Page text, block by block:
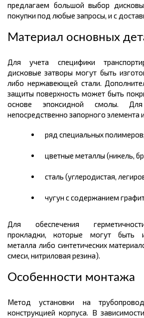
предлагаем большой выбор
покупки под любые запросы, и с
Материал основных
Для учета специфики
дисковые затворы могут быть
либо нержавеющей стали.
защиты поверхность может быть
основе эпоксидной смолы. Для
непосредственно запорного элемента
ряд специальных полимеров;
цветные металлы (никель,
сталь (углеродистая,
чугун с содержанием
Для обеспечения
прокладки, которые могут быть
металла либо синтетических
смеси, нитриловая резина).
Особенности монтажа
Метод установки на
конструкцией корпуса. В